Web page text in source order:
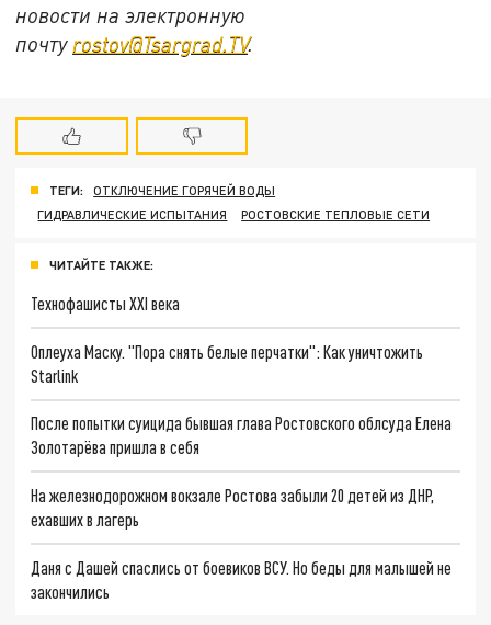
новости на электронную
почту rostov@Tsargrad.ТV.
ТЕГИ:
ОТКЛЮЧЕНИЕ ГОРЯЧЕЙ ВОДЫ
ГИДРАВЛИЧЕСКИЕ ИСПЫТАНИЯ
РОСТОВСКИЕ ТЕПЛОВЫЕ СЕТИ
ЧИТАЙТЕ ТАКЖЕ:
Технофашисты XXI века
Оплеуха Маску. "Пора снять белые перчатки": Как уничтожить
Starlink
После попытки суицида бывшая глава Ростовского облсуда Елена
Золотарёва пришла в себя
На железнодорожном вокзале Ростова забыли 20 детей из ДНР,
ехавших в лагерь
Даня с Дашей спаслись от боевиков ВСУ. Но беды для малышей не
закончились